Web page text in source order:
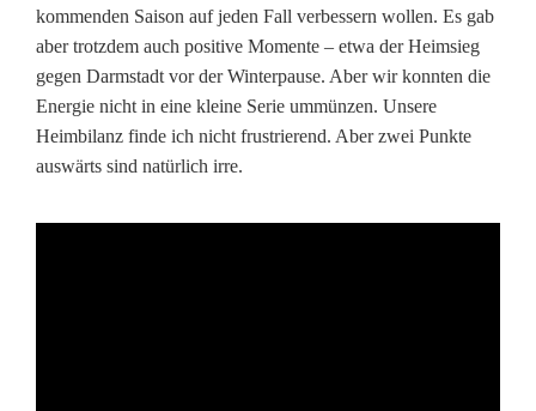
s
e
r
kommenden Saison auf jeden Fall verbessern wollen. Es gab
aber trotzdem auch positive Momente – etwa der Heimsieg
gegen Darmstadt vor der Winterpause. Aber wir konnten die
Energie nicht in eine kleine Serie ummünzen. Unsere
Heimbilanz finde ich nicht frustrierend. Aber zwei Punkte
auswärts sind natürlich irre.